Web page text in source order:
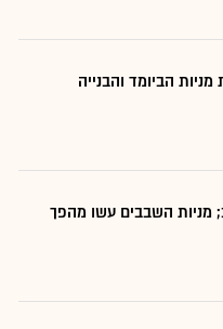
הביומד והבנייה
מניות השבבים עשו מהפך